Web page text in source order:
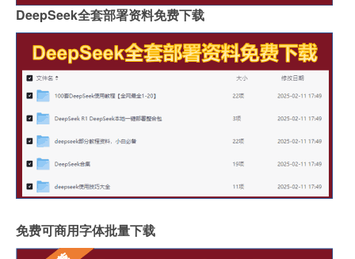
DeepSeek全套部署资料免费下载
免费可商用字体批量下载